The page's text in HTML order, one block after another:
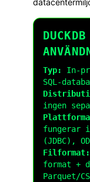
Typ:
In-
SQL-
ingen
fungerar i
(JDBC),
Filformat:
format +
Parquet/